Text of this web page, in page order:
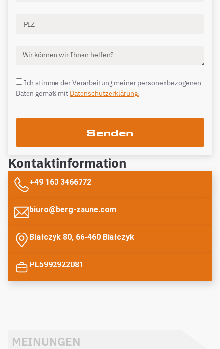
Ich stimme der Verarbeitung meiner personenbezogenen
Daten gemäß mit Datenschutzerklärung.
Senden
Kontaktinformation
+49 160 3466772
biuro@berg-zaune.com
Białczyk 80, 66-460 Białczyk
PL5992922081
MEINUNGEN